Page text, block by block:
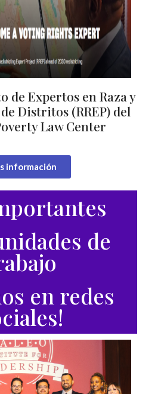
de Expertos en Raza y
Distritos (RREP) del
Law Center
información
de
en redes